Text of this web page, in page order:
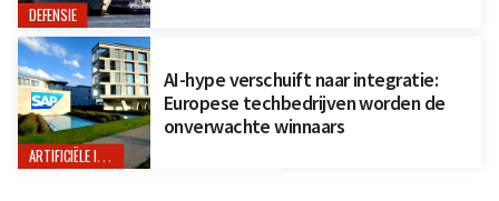
DEFENSIE
ARTIFICIËLE INTELLIGENTIE
AI-hype verschuift naar integratie:
Europese techbedrijven worden de
onverwachte winnaars